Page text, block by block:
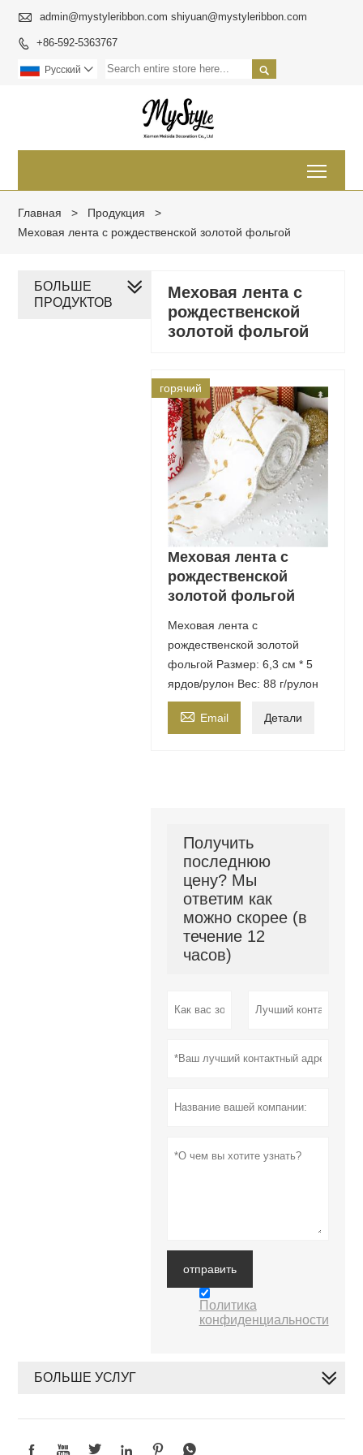
 admin@mystyleribbon.com shiyuan@mystyleribbon.com
 +86-592-5363767

Pусский 
Главная > Продукция
>
Меховая лента с рождественской золотой фольгой
Меховая лента с
рождественской
золотой фольгой
горячий
Меховая лента с
рождественской
золотой фольгой
Меховая лента с
рождественской золотой
фольгой Размер: 6,3 см * 5
ярдов/рулон Вес: 88 г/рулон
 Email Детали
Получить
последнюю
цену? Мы
ответим как
можно скорее (в
течение 12
часов)
отправить
Политика
конфиденциальности
БОЛЬШЕ
ПРОДУКТОВ
БОЛЬШЕ УСЛУГ
     